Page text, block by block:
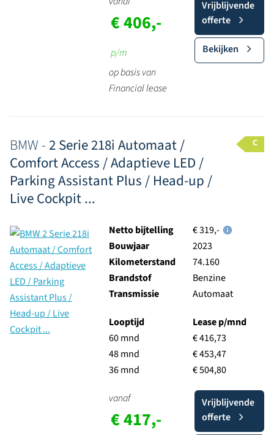
€ 406,-
p/m
op basis van
Financial lease
Vrijblijvende
offerte
Bekijken
BMW - 2 Serie 218i Automaat /
Comfort Access / Adaptieve LED /
Parking Assistant Plus / Head-up /
Live Cockpit ...
C
Netto bijtelling
€ 319,-
Bouwjaar
2023
Kilometerstand
74.160
Brandstof
Benzine
Transmissie
Automaat
Looptijd
60 mnd
48 mnd
36 mnd
Lease p/mnd
€ 416,73
€ 453,47
€ 504,80
vanaf
€ 417,-
Vrijblijvende
offerte